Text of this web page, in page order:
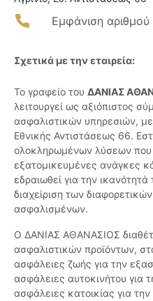
Εμφάνιση
Σχετικά με την εταιρεία:
Το γραφείο του ΔΑΝΙΑΣ
λειτουργεί ως αξιόπιστος
ασφαλιστικών υπηρεσιών,
Εθνικής Αντιστάσεως 66.
ολοκληρωμένων λύσεων που
εξατομικευμένες ανάγκες
εδραιωθεί για την
διαχείριση των
ασφαλισμένων.
Ο ΔΑΝΙΑΣ ΑΘΑΝΑΣΙΟΣ
ασφαλιστικών προϊόντων,
ασφάλειες ζωής για την
ασφάλειες αυτοκινήτου για
ασφάλειες κατοικίας για